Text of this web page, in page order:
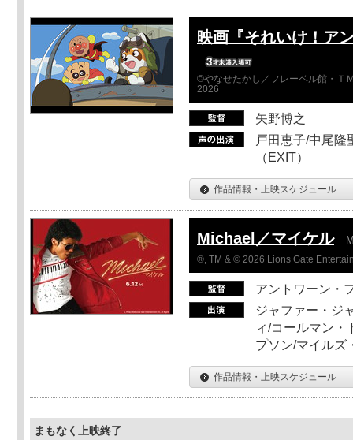
映画『それいけ！ア
©やなせたかし／フレーベル館・Ｔ
2026
矢野博之
戸田恵子/中尾隆
（EXIT）
作品情報・上映スケジュール
Michael／マイケル
®, TM & © 2026 Lions Gate
アントワーン・
ジャファー・ジ
ィ/コールマン・
プソン/マイルズ
作品情報・上映スケジュール
まもなく上映終了